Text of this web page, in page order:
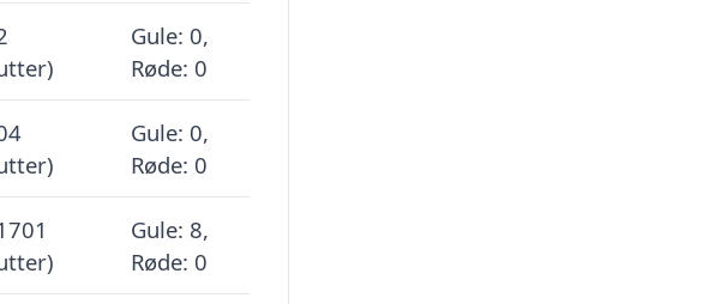
Gule: 0,
Røde: 0
Gule: 0,
Røde: 0
Gule: 8,
Røde: 0